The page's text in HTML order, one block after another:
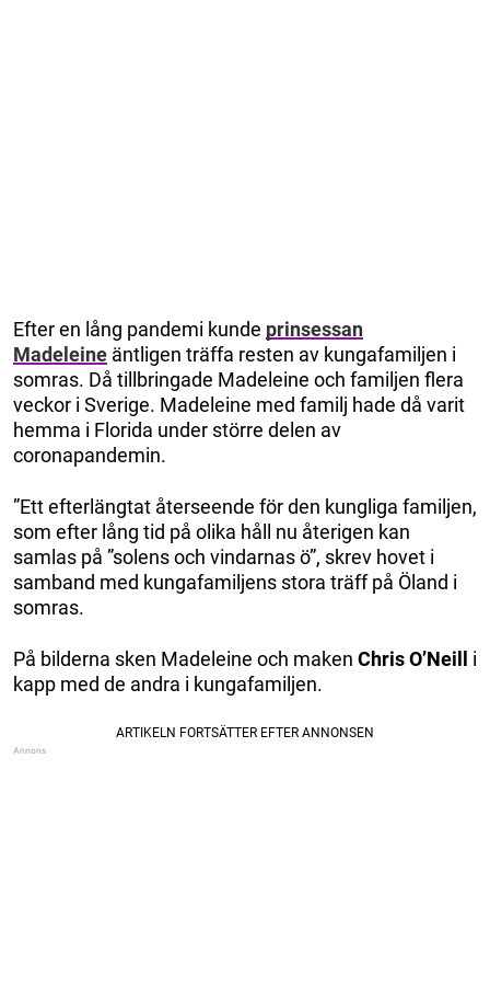
Efter en lång pandemi kunde prinsessan
Madeleine äntligen träffa resten av kungafamiljen i
somras. Då tillbringade Madeleine och familjen flera
veckor i Sverige. Madeleine med familj hade då varit
hemma i Florida under större delen av
coronapandemin.
”Ett efterlängtat återseende för den kungliga familjen,
som efter lång tid på olika håll nu återigen kan
samlas på ”solens och vindarnas ö”, skrev hovet i
samband med kungafamiljens stora träff på Öland i
somras.
På bilderna sken Madeleine och maken Chris O’Neill
i
kapp med de andra i kungafamiljen.